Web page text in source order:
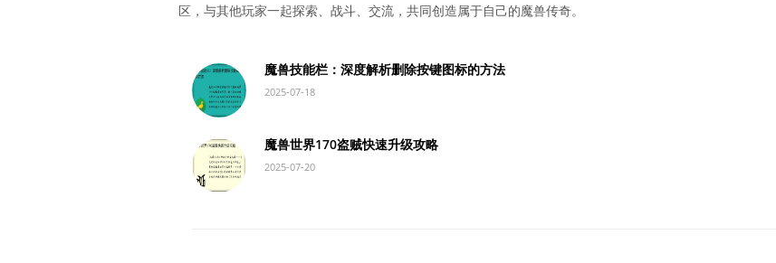
区，与其他玩家一起探索、战斗、交流，共同创造属于自己的魔兽传奇。
魔兽技能栏：深度解析删除按键图标的方法
2025-07-18
魔兽世界170盗贼快速升级攻略
2025-07-20